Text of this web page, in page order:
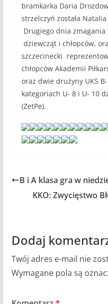
bramkarka Daria
strzelczyń została
Drugiego dnia zmagania
dziewcząt i chłopców,
szczecinecki
chłopców Akademii
oraz dwie drużyny UKS
kategoriach U- 8 i U- 10
(ZetPe).
B i A klasa gra w
KKO: Zwycięstwo
Dodaj
Twój adres e-mail nie
Wymagane pola są